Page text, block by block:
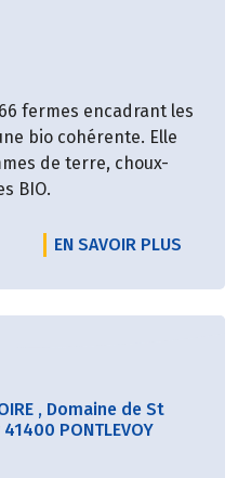
fermes encadrant les
bio cohérente. Elle
de terre, choux-
BIO.
EN SAVOIR PLUS
, Domaine de St
PONTLEVOY